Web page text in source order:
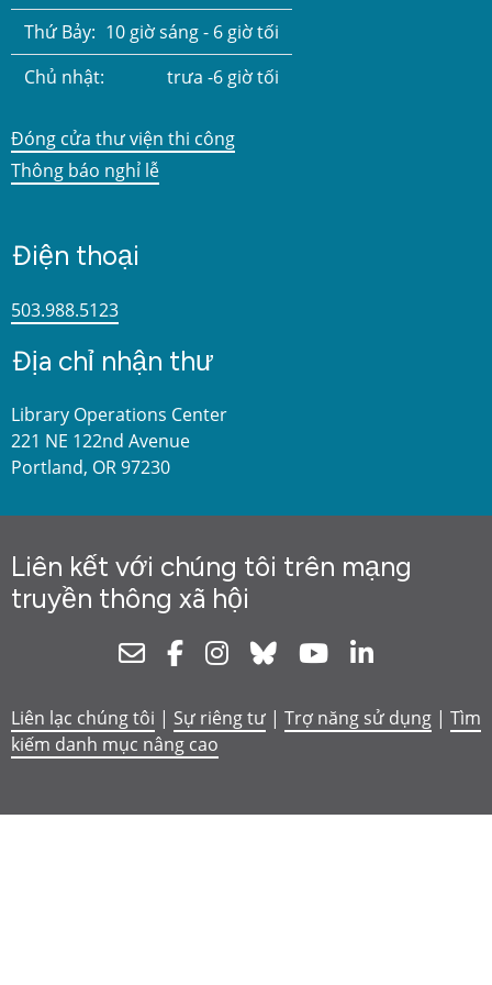
Thứ Bảy: 10 giờ sáng - 6 giờ tối
Chủ nhật:
trưa -6 giờ tối
Đóng cửa thư viện thi công
Thông báo nghỉ lễ
Điện thoại
503.988.5123
Địa chỉ nhận thư
Library Operations Center
221 NE 122nd Avenue
Portland, OR 97230
Liên kết với chúng tôi trên mạng
truyền thông xã hội
NewsletterFacebookInstagram
Bluesky Youtube
Liên lạc chúng tôi | Sự riêng tư | Trợ năng sử dụng | Tìm
kiếm danh mục nâng cao